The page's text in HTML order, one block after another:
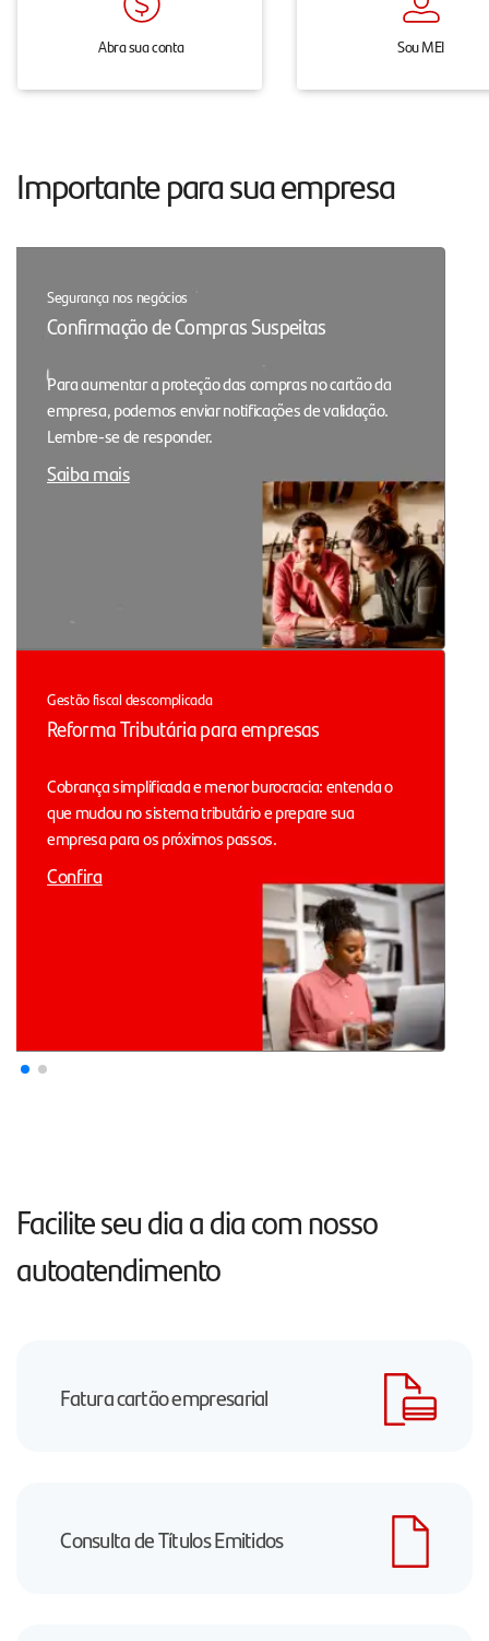
Abra sua conta Sou MEI
Importante para sua empresa
Segurança nos negócios
Confirmação de Compras Suspeitas
Para aumentar a proteção das compras no cartão da
empresa, podemos enviar notificações de validação.
Lembre-se de responder.
Saiba mais
Gestão fiscal descomplicada
Reforma Tributária para empresas
Cobrança simplificada e menor burocracia: entenda o
que mudou no sistema tributário e prepare sua
empresa para os próximos passos.
Confira
Facilite seu dia a dia com nosso
autoatendimento
Fatura cartão empresarial
Consulta de Títulos Emitidos